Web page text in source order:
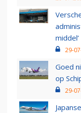
middel’
29-
Goed
op
29-